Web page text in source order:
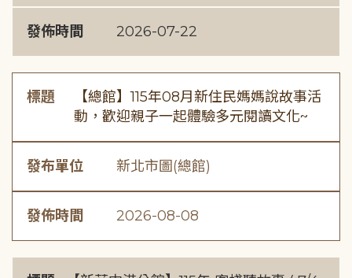
發佈時間 2026-07-22
標題
【總館】115年08月新住民媽媽說故事活
動，歡迎親子一起體驗多元閱讀文化~
發布單位 新北市圖(總館)
發佈時間 2026-08-08